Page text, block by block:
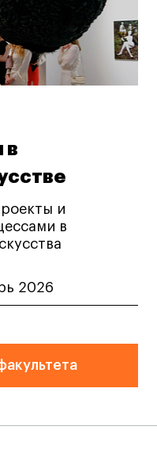
в
и
в
2026